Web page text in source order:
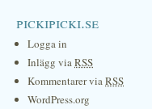
pickipicki.se
Logga in
Inlägg viaRSS
Kommentarer viaRSS
WordPress.org